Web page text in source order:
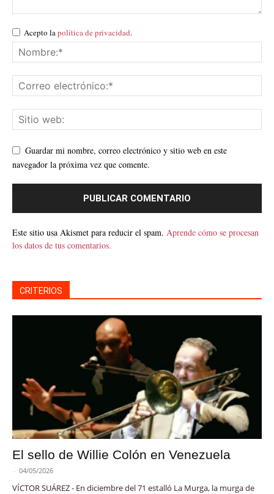
Acepto lapolítica de privacidad.
Guardar mi nombre, correo electrónico y sitio web en este
navegador la próxima vez que comente.
Este sitio usa Akismet para reducir el spam. Aprende cómo se procesan
los datos de tus comentarios.
CRITERIOS
El sello de Willie Colón en Venezuela
- 04/05/2026
VÍCTOR SUÁREZ - En diciembre del 71 estalló La Murga, la murga de